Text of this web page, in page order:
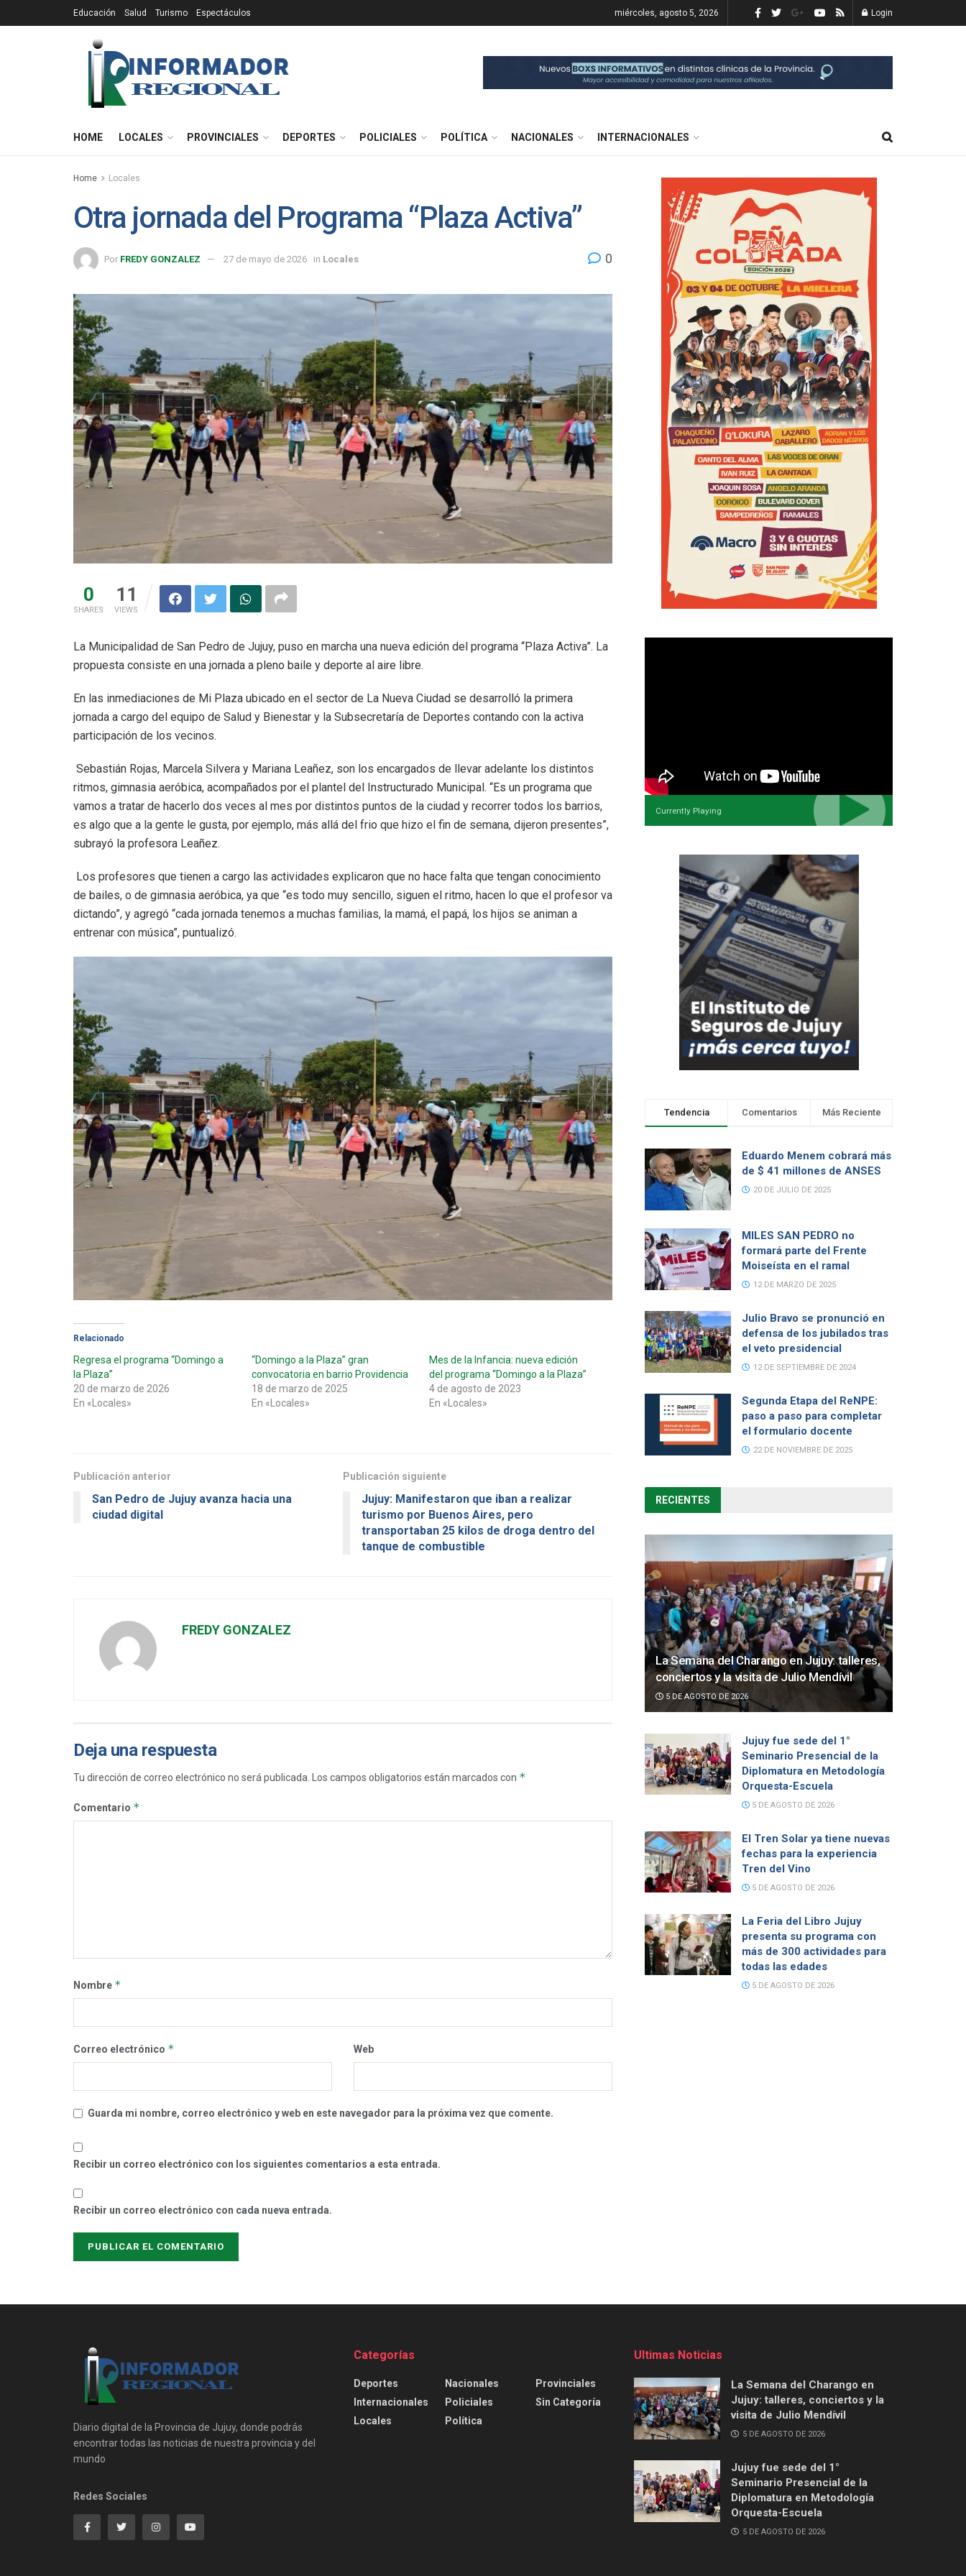
Educación Salud Turismo Espectáculos miércoles, agosto 5, 2026 Login
HOME LOCALES PROVINCIALES DEPORTES POLICIALES POLÍTICA NACIONALES INTERNACIONALES
Home Locales
Otra jornada del Programa “Plaza Activa”
Por FREDY GONZALEZ 27 de mayo de 2026 in Locales 0
0
SHARES
11
VIEWS
La Municipalidad de San Pedro de Jujuy, puso en marcha una nueva edición del programa “Plaza Activa”. La
propuesta consiste en una jornada a pleno baile y deporte al aire libre.
En las inmediaciones de Mi Plaza ubicado en el sector de La Nueva Ciudad se desarrolló la primera
jornada a cargo del equipo de Salud y Bienestar y la Subsecretaría de Deportes contando con la activa
participación de los vecinos.
Sebastián Rojas, Marcela Silvera y Mariana Leañez, son los encargados de llevar adelante los distintos
ritmos, gimnasia aeróbica, acompañados por el plantel del Instructurado Municipal. “Es un programa que
vamos a tratar de hacerlo dos veces al mes por distintos puntos de la ciudad y recorrer todos los barrios,
es algo que a la gente le gusta, por ejemplo, más allá del frio que hizo el fin de semana, dijeron presentes”,
subrayó la profesora Leañez.
Los profesores que tienen a cargo las actividades explicaron que no hace falta que tengan conocimiento
de bailes, o de gimnasia aeróbica, ya que “es todo muy sencillo, siguen el ritmo, hacen lo que el profesor va
dictando”, y agregó “cada jornada tenemos a muchas familias, la mamá, el papá, los hijos se animan a
entrenar con música”, puntualizó.
Relacionado
Regresa el programa “Domingo a
la Plaza”
20 de marzo de 2026
En «Locales»
“Domingo a la Plaza” gran
convocatoria en barrio Providencia
18 de marzo de 2025
En «Locales»
Mes de la Infancia: nueva edición
del programa “Domingo a la Plaza”
4 de agosto de 2023
En «Locales»
Publicación anterior
San Pedro de Jujuy avanza hacia una
ciudad digital
Publicación siguiente
Jujuy: Manifestaron que iban a realizar
turismo por Buenos Aires, pero
transportaban 25 kilos de droga dentro del
tanque de combustible
FREDY GONZALEZ
Deja una respuesta
Tu dirección de correo electrónico no será publicada. Los campos obligatorios están marcados con *
Comentario *
Nombre *
Correo electrónico * Web
Guarda mi nombre, correo electrónico y web en este navegador para la próxima vez que comente.
Recibir un correo electrónico con los siguientes comentarios a esta entrada.
Recibir un correo electrónico con cada nueva entrada.
Currently Playing
Tendencia Comentarios Más Reciente
Eduardo Menem cobrará más
de $ 41 millones de ANSES
20 DE JULIO DE 2025
MILES SAN PEDRO no
formará parte del Frente
Moiseísta en el ramal
12 DE MARZO DE 2025
Julio Bravo se pronunció en
defensa de los jubilados tras
el veto presidencial
12 DE SEPTIEMBRE DE 2024
Segunda Etapa del ReNPE:
paso a paso para completar
el formulario docente
22 DE NOVIEMBRE DE 2025
RECIENTES
La Semana del Charango en Jujuy: talleres,
conciertos y la visita de Julio Mendívil
5 DE AGOSTO DE 2026
Jujuy fue sede del 1°
Seminario Presencial de la
Diplomatura en Metodología
Orquesta-Escuela
5 DE AGOSTO DE 2026
El Tren Solar ya tiene nuevas
fechas para la experiencia
Tren del Vino
5 DE AGOSTO DE 2026
La Feria del Libro Jujuy
presenta su programa con
más de 300 actividades para
todas las edades
5 DE AGOSTO DE 2026
Diario digital de la Provincia de Jujuy, donde podrás
encontrar todas las noticias de nuestra provincia y del
mundo
Redes Sociales
Categorías
Deportes
Internacionales
Locales
Nacionales
Policiales
Política
Provinciales
Sin Categoría
Ultimas Noticias
La Semana del Charango en
Jujuy: talleres, conciertos y la
visita de Julio Mendívil
5 DE AGOSTO DE 2026
Jujuy fue sede del 1°
Seminario Presencial de la
Diplomatura en Metodología
Orquesta-Escuela
5 DE AGOSTO DE 2026